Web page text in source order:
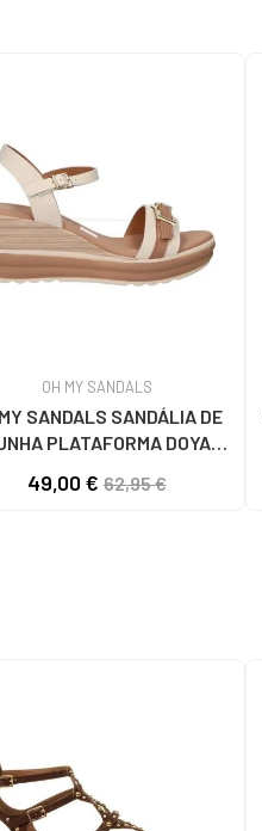
OH MY SANDALS
SANDALS SANDÁLIA DE
PLATAFORMA DOYA
49,00 €62,95 €